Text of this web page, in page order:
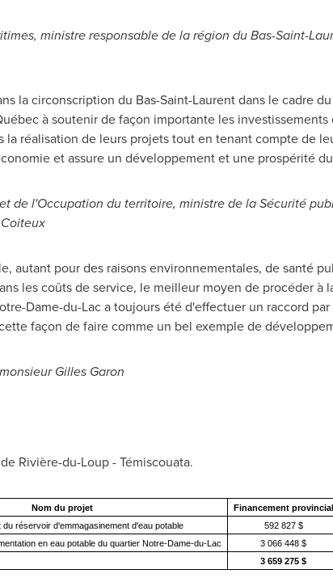
ministre responsable de la région du Bas-Saint-
la circonscription du Bas-Saint-Laurent dans le cadre
à soutenir de façon importante les
réalisation de leurs projets tout en tenant compte de
et assure un développement et une prospérité
de l'Occupation du territoire, ministre de la Sécurité
autant pour des raisons environnementales, de santé
les coûts de service, le meilleur moyen de procéder à
Dame-du-Laca toujours été d'effectuer un raccord
façon de faire comme un bel exemple de
Gilles Garon
Rivière-du-Loup - Témiscouata.
Nom du projet
Financement provincial
du réservoir d'emmagasinement d'eau potable
592 827 $
en eau potable du quartier Notre-Dame-du-Lac
3 066 448 $
3 659 275 $